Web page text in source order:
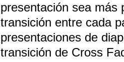
presentación sea más
transición entre cada
presentaciones de
transición de Cross